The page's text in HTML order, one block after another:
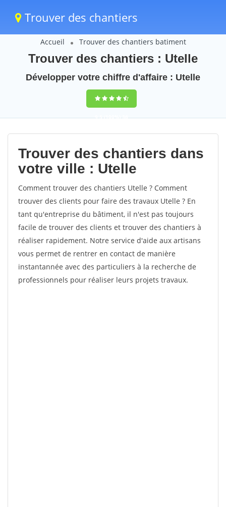
Trouver des chantiers
Accueil Trouver des chantiers batiment
Trouver des chantiers : Utelle
Développer votre chiffre d'affaire : Utelle
9,5(100%)36
votes
Trouver des chantiers dans
votre ville : Utelle
Comment trouver des chantiers Utelle ? Comment
trouver des clients pour faire des travaux Utelle ? En
tant qu'entreprise du bâtiment, il n'est pas toujours
facile de trouver des clients et trouver des chantiers à
réaliser rapidement. Notre service d'aide aux artisans
vous permet de rentrer en contact de manière
instantannée avec des particuliers à la recherche de
professionnels pour réaliser leurs projets travaux.